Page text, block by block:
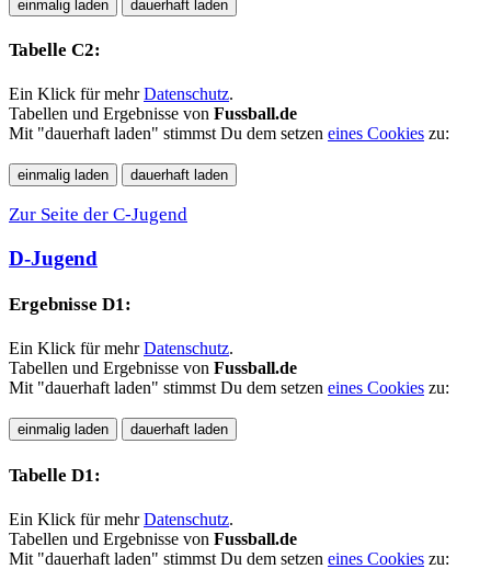
Tabelle C2:
Ein Klick für mehrDatenschutz.
Tabellen und Ergebnisse von Fussball.de
Mit "dauerhaft laden" stimmst Du dem setzen eines Cookies zu:
Zur Seite der C-Jugend
D-Jugend
Ergebnisse D1:
Ein Klick für mehrDatenschutz.
Tabellen und Ergebnisse von Fussball.de
Mit "dauerhaft laden" stimmst Du dem setzen eines Cookies zu:
Tabelle D1:
Ein Klick für mehrDatenschutz.
Tabellen und Ergebnisse von Fussball.de
Mit "dauerhaft laden" stimmst Du dem setzen eines Cookies zu: